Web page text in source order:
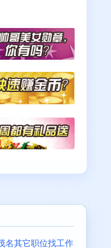
名其它职位找工作